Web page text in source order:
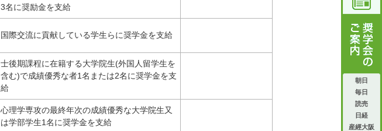
3名に奨励金を支給
国際交流に貢献している学生らに奨学金を支給
士後期課程に在籍する大学院生(外国人留学生を
含む)で成績優秀な者1名または2名に奨学金を支
給
心理学専攻の最終年次の成績優秀な大学院生又
は学部学生1名に奨学金を支給
朝日
毎日
読売
日経
産經大阪